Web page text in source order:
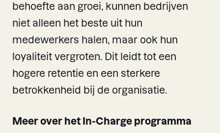
behoefte aan groei, kunnen bedrijven
niet alleen het beste uit hun
medewerkers halen, maar ook hun
loyaliteit vergroten. Dit leidt tot een
hogere retentie en een sterkere
betrokkenheid bij de organisatie.
Meer over het In-Charge programma